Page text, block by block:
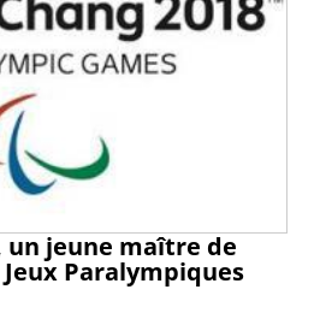
un jeune maître de
Paralympiques